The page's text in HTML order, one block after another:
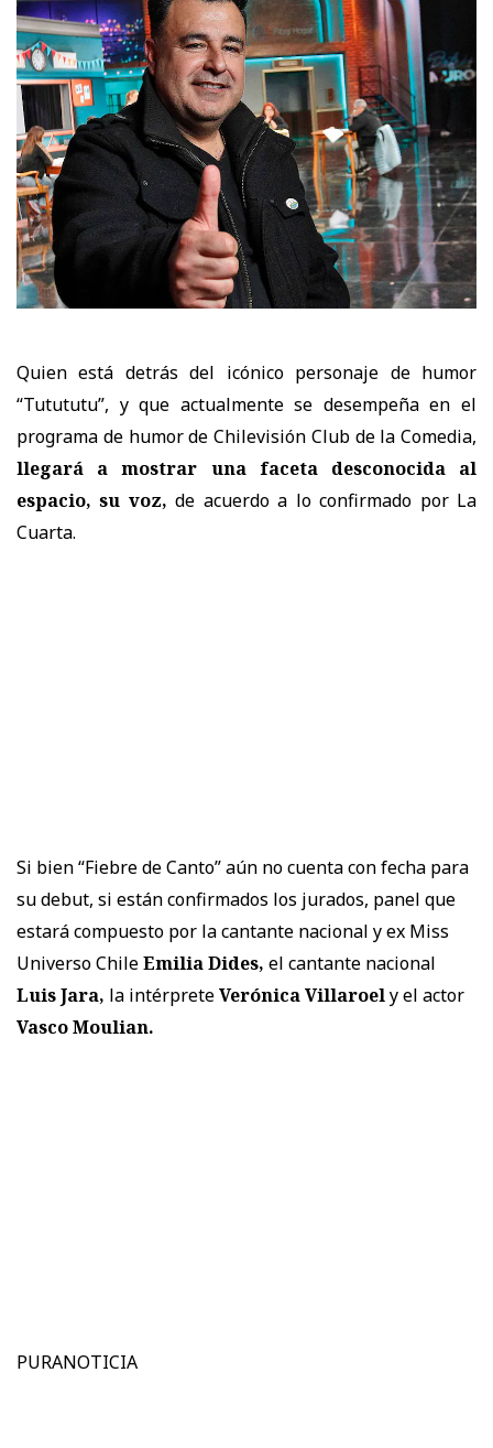
Quien está detrás del icónico personaje de humor
“Tutututu”, y que actualmente se desempeña en el
programa de humor de Chilevisión Club de la Comedia,
llegará a mostrar una faceta desconocida al
espacio, su voz,de acuerdo a lo confirmado por La
Cuarta.
Si bien “Fiebre de Canto” aún no cuenta con fecha para
su debut, si están confirmados los jurados, panel que
estará compuesto por la cantante nacional y ex Miss
Universo ChileEmilia Dides, el cantante nacional
Luis Jara, la intérpreteVerónica Villaroely el actor
Vasco Moulian.
PURANOTICIA